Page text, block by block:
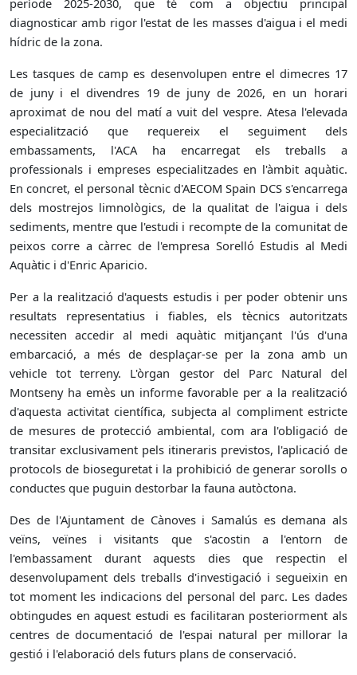
període 2025-2030, que té com a objectiu principal
diagnosticar amb rigor l'estat de les masses d'aigua i el medi
hídric de la zona.
Les tasques de camp es desenvolupen entre el dimecres 17
de juny i el divendres 19 de juny de 2026, en un horari
aproximat de nou del matí a vuit del vespre. Atesa l'elevada
especialització que requereix el seguiment dels
embassaments, l'ACA ha encarregat els treballs a
professionals i empreses especialitzades en l'àmbit aquàtic.
En concret, el personal tècnic d'AECOM Spain DCS s'encarrega
dels mostrejos limnològics, de la qualitat de l'aigua i dels
sediments, mentre que l'estudi i recompte de la comunitat de
peixos corre a càrrec de l'empresa Sorelló Estudis al Medi
Aquàtic i d'Enric Aparicio.
Per a la realització d'aquests estudis i per poder obtenir uns
resultats representatius i fiables, els tècnics autoritzats
necessiten accedir al medi aquàtic mitjançant l'ús d'una
embarcació, a més de desplaçar-se per la zona amb un
vehicle tot terreny. L'òrgan gestor del Parc Natural del
Montseny ha emès un informe favorable per a la realització
d'aquesta activitat científica, subjecta al compliment estricte
de mesures de protecció ambiental, com ara l'obligació de
transitar exclusivament pels itineraris previstos, l'aplicació de
protocols de bioseguretat i la prohibició de generar sorolls o
conductes que puguin destorbar la fauna autòctona.
Des de l'Ajuntament de Cànoves i Samalús es demana als
veïns, veïnes i visitants que s'acostin a l'entorn de
l'embassament durant aquests dies que respectin el
desenvolupament dels treballs d'investigació i segueixin en
tot moment les indicacions del personal del parc. Les dades
obtingudes en aquest estudi es facilitaran posteriorment als
centres de documentació de l'espai natural per millorar la
gestió i l'elaboració dels futurs plans de conservació.